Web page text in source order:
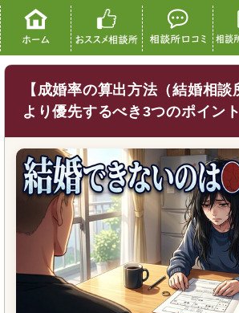
【成婚率の算出方法（結婚相
より優先するべき3つのポイン